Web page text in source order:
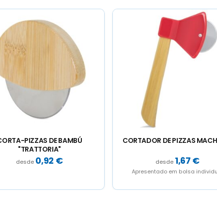
DE PIZZAS MACHADO
1,67 €
FLAMER CHEF BRANCO
1,39 €
Sobretaxa para mercadorias